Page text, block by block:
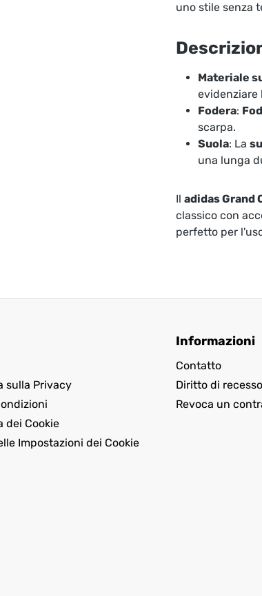
uno stile senza
Materiale
evidenziare
Fodera:
scarpa.
Suola: La
una lunga
Il adidas Grand
classico con
perfetto per
sulla Privacy
dei Cookie
Impostazioni dei Cookie
Informazioni
Contatto
Diritto di recesso
Revoca un